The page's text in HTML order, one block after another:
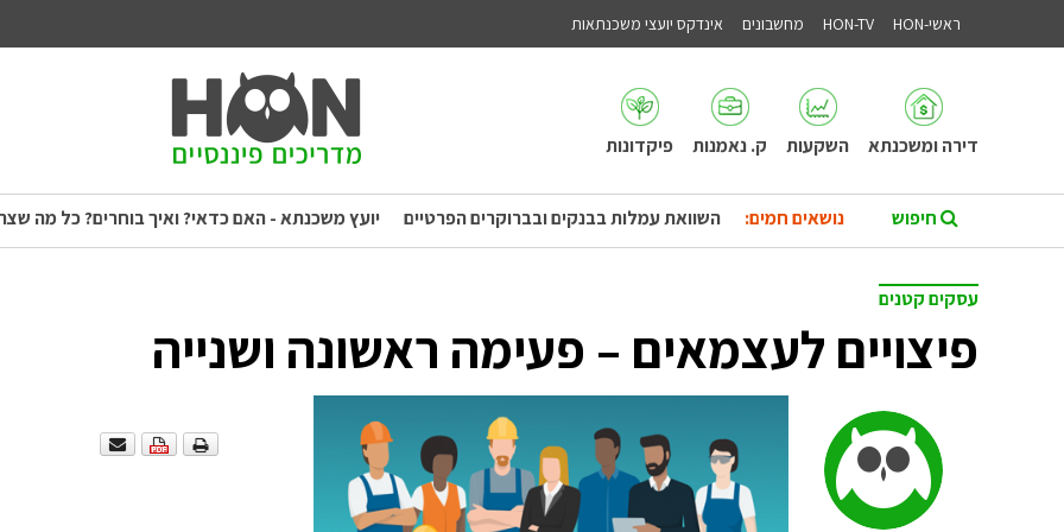
ראשי-HON HON-TV מחשבונים אינדקס יועצי משכנתאות
דירה ומשכנתא השקעות ק. נאמנות פיקדונות
נושאים חמים: השוואת עמלות בבנקים ובברוקרים הפרטיים יועץ משכנתא - האם כדאי? ואיך בוחרים? כל מה
עסקים קטנים
פיצויים לעצמאים – פעימה ראשונה ושנייה